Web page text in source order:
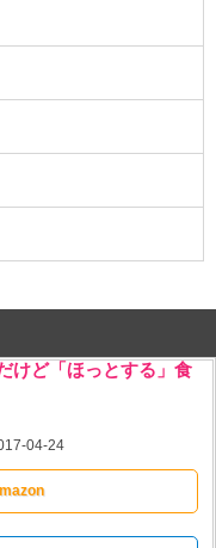
けど「ほっとする」食
04-24